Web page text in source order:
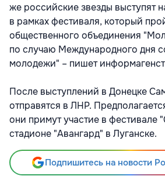
же российские звезды выступят
в рамках фестиваля, который
общественного объединения
по случаю Международного дня
молодежи" – пишет
После выступлений в Донецке
отправятся в ЛНР.
они примут участие в фестивале
стадионе "Авангард" в Луганске.
Подпишитесь на новости